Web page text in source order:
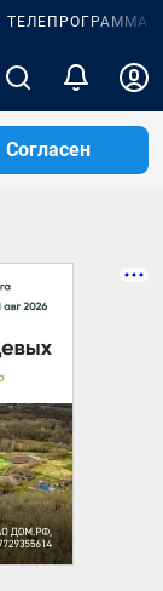
ТЕЛЕПРОГРАММА
Согласен